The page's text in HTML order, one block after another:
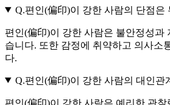
Q.편인(偏印)이 강한 사람의 단점은
편인(偏印)이 강한 사람은 불안정성과
습니다. 또한 감정에 취약하고 의사소
다.
Q.편인(偏印)이 강한 사람의 대인관
편인(偏印)이 강한 사람은 예리한 관